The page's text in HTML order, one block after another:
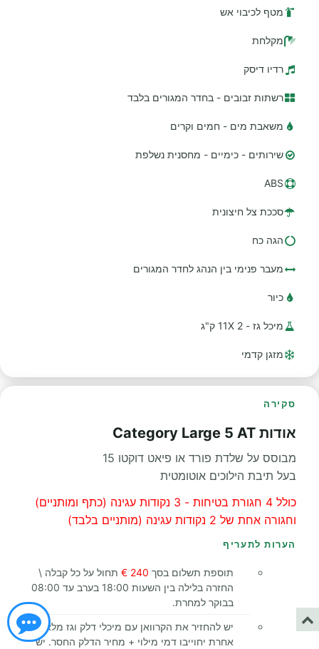
מטף לכיבוי אש
מקלחת
רדיו דיסק
רשתות זבובים - בחדר המגורים בלבד
משאבת מים - חמים וקרים
שירותים - כימיים - מחסנית נשלפת
ABS
סככת צל חיצונית
הגה כח
מעבר פנימי בין הנהג לחדר המגורים
כיור
מיכל גז - 2 11X ק"ג
מזגן קדמי
סקירה
אודות Category Large 5 AT
מבוסס על שלדת פורד או פיאט דוקטו 15
בעל תיבת הילוכים אוטומטית
כולל 4 חגורת בטיחות - 3 נקודות עגינה (כתף ומותניים)
וחגורה אחת של 2 נקודות עגינה (מותניים בלבד)
הערות לתעריף
תוספת תשלום בסך 240 €
תחול על כל קבלה \
החזרה בלילה בין השעות 18:00 בערב עד 08:00
בבוקר למחרת.
יש להחזיר את הקרוואן עם מיכלי דלק וגז מלאים,
אחרת יחוייבו דמי מילוי + מחיר הדלק החסר. יש